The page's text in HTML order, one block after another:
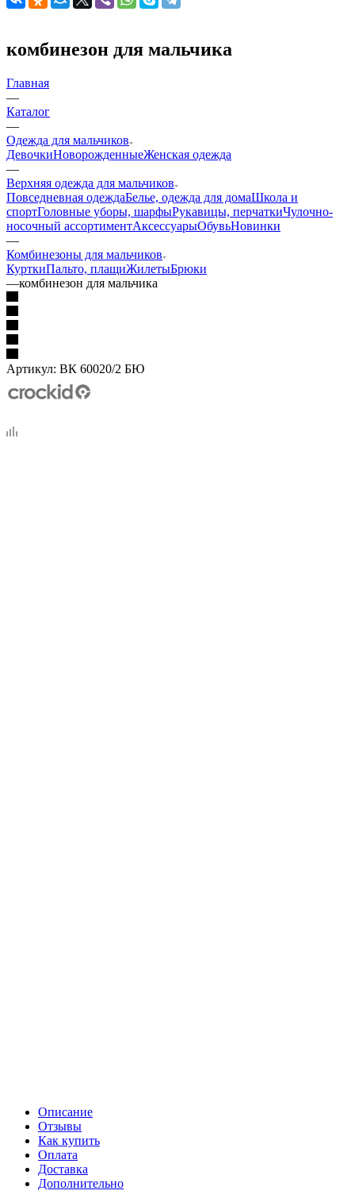
комбинезон для мальчика
Главная
—
Каталог
—
Одежда для мальчиков
ДевочкиНоворожденныеЖенская одежда
—
Верхняя одежда для мальчиков
Повседневная одеждаБелье, одежда для домаШкола и
спортГоловные уборы, шарфыРукавицы, перчаткиЧулочно-
носочный ассортиментАксессуарыОбувьНовинки
—
Комбинезоны для мальчиков
КурткиПальто, плащиЖилетыБрюки
—комбинезон для мальчика
Артикул: ВК 60020/2 БЮ
Описание
Отзывы
Как купить
Оплата
Доставка
Дополнительно